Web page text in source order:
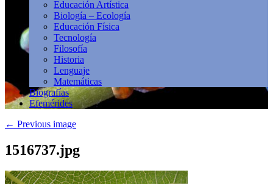
Educación Artística
Biología – Ecología
Educación Física
Tecnología
Filosofía
Historia
Lenguaje
Matemáticas
Biografías
Efemérides
← Previous image
1516737.jpg